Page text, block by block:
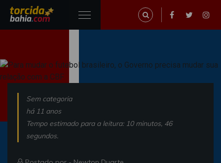
Sem categoria
há 11 anos
Tempo estimado para a leitura: 10 minutos, 46
segundos.